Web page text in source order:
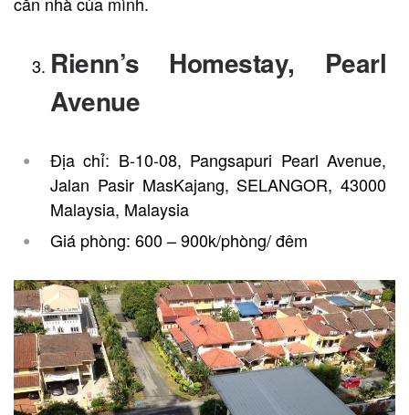
Rienn’s Homestay, Pearl
Avenue
Địa chỉ: B-10-08, Pangsapuri Pearl Avenue,
Jalan Pasir MasKajang, SELANGOR, 43000
Malaysia, Malaysia
Giá phòng: 600 – 900k/phòng/ đêm